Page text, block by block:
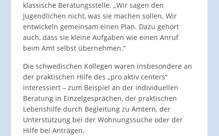
klassische Beratungsstelle. „Wir sagen den
Jugendlichen nicht, was sie machen sollen. Wir
entwickeln gemeinsam einen Plan. Dazu gehört
auch, dass sie kleine Aufgaben wie einen Anruf
beim Amt selbst übernehmen.“
Die schwedischen Kollegen waren insbesondere an
der praktischen Hilfe des „pro aktiv centers“
interessiert – zum Beispiel an der individuellen
Beratung in Einzelgesprächen, der praktischen
Lebenshilfe durch Begleitung zu Ämtern, der
Unterstützung bei der Wohnungssuche oder der
Hilfe bei Anträgen.